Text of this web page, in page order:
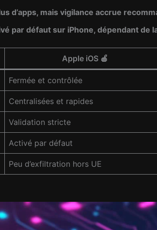
d’apps, mais vigilance accrue
par défaut sur iPhone, dépendant de
Apple iOS 🍎
Fermée et contrôlée
Centralisées et rapides
Validation stricte
Activé par défaut
Peu d’exfiltration hors UE